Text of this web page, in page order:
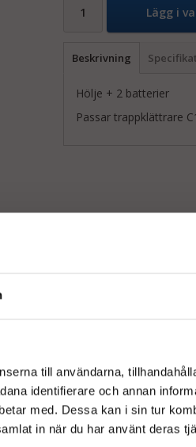
till användarna,
identifierare och annan
med. Dessa kan i sin tur
in när du har använt deras
Lägg i
Beskrivning
Hölje + 2 batterier
Passar trappklättrare
priserna
moms